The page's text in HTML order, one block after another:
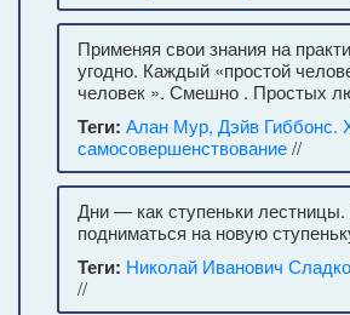
Применяя свои знания на
угодно. Каждый «простой
человек ». Смешно . Простых
Теги: Алан Мур, Дэйв Гиббонс.
самосовершенствование//
Дни — как ступеньки
подниматься на новую
Теги: Николай Иванович
//